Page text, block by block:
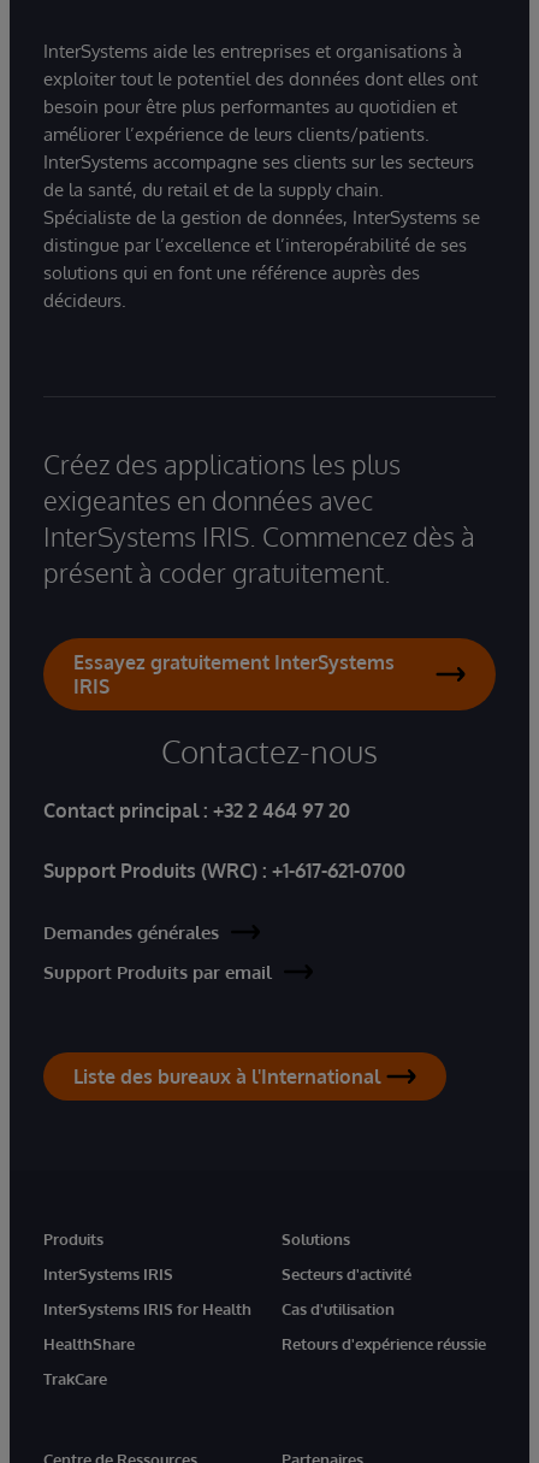
InterSystems aide les entreprises et organisations à
exploiter tout le potentiel des données dont elles ont
besoin pour être plus performantes au quotidien et
améliorer l’expérience de leurs clients/patients.
InterSystems accompagne ses clients sur les secteurs
de la santé, du retail et de la supply chain.
Spécialiste de la gestion de données, InterSystems se
distingue par l’excellence et l’interopérabilité de ses
solutions qui en font une référence auprès des
décideurs.
Créez des applications les plus
exigeantes en données avec
InterSystems IRIS. Commencez dès à
présent à coder gratuitement.
Essayez gratuitement InterSystems
IRIS
Contactez-nous
Contact principal : +32 2 464 97 20
Support Produits (WRC) : +1-617-621-0700
Demandes générales
Support Produits par email
Liste des bureaux à l'International
Produits
InterSystems IRIS
InterSystems IRIS for Health
HealthShare
TrakCare
Solutions
Secteurs d'activité
Cas d'utilisation
Retours d'expérience réussie
Centre de Ressources
Partenaires